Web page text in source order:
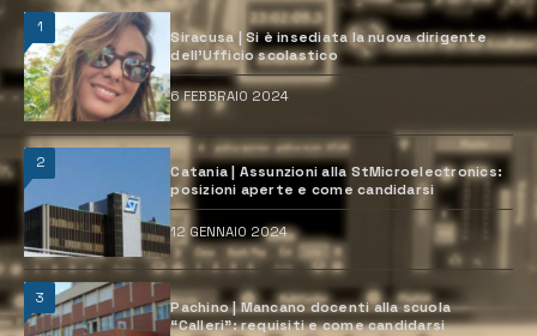
1
Siracusa | Si è insediata la nuova dirigente
dell’Ufficio scolastico
6 FEBBRAIO 2024
2
Catania | Assunzioni alla StMicroelectronics:
posizioni aperte e come candidarsi
12 GENNAIO 2024
3
Pachino | Mancano docenti alla scuola
“Calleri”: requisiti e come candidarsi